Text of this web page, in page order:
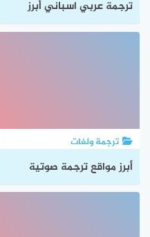
ترجمة عربي اسباني أبرز
المواقع التي توفر ترجمة
ترجمة ولغات
أبرز مواقع ترجمة صوتية
وكيفية الحصول على ترجمة